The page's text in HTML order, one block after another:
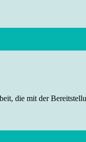
die mit der